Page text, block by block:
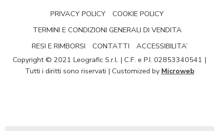
PRIVACY POLICY
COOKIE POLICY
TERMINI E CONDIZIONI GENERALI DI VENDITA
RESI E RIMBORSI
CONTATTI
ACCESSIBILITA’
Copyright © 2021 Leografic S.r.l. | C.F. e P.I. 02853340541 |
Tutti i diritti sono riservati | Customized by Microweb